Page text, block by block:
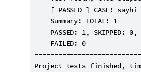
[ PASSED ] CASE: sayhi
    Summary: TOTAL: 1
PASSED: 1, SKIPPED: 0,
    FAILED: 0
Project tests finished, time